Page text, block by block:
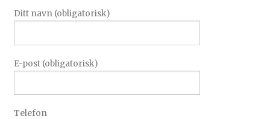
Ditt navn (obligatorisk)
E-post (obligatorisk)
Telefon